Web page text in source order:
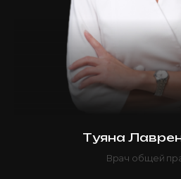
Туяна
Врач общей